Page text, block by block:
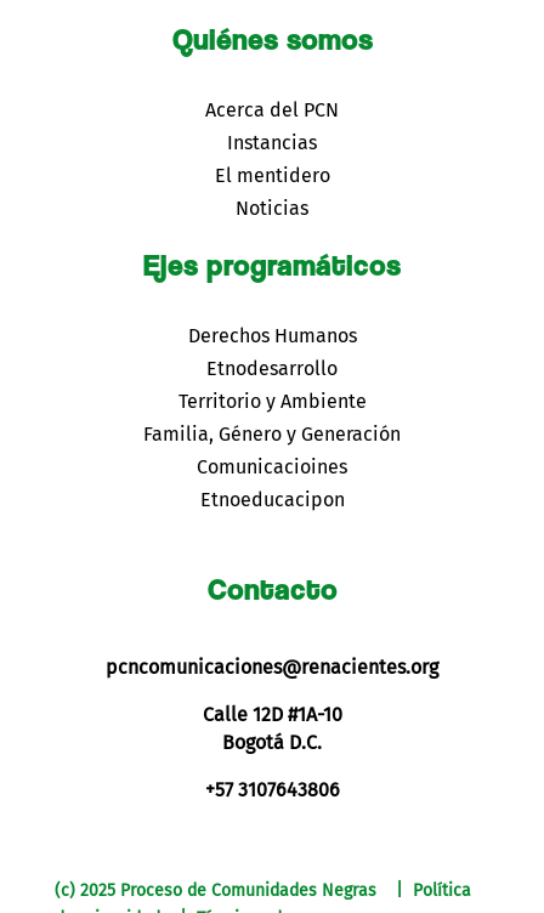
Quiénes somos
Acerca del PCN
Instancias
El mentidero
Noticias
Ejes programáticos
Derechos Humanos
Etnodesarrollo
Territorio y Ambiente
Familia, Género y Generación
Comunicacioines
Etnoeducacipon
Contacto
pcncomunicaciones@renacientes.org
Calle 12D #1A-10
Bogotá D.C.
+57 3107643806
(c) 2025 Proceso de Comunidades Negras | Política